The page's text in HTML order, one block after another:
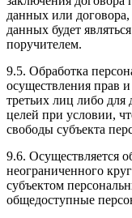
данных или
данных будет
поручителем.
9.5. Обработка
осуществления прав
третьих лиц либо
целей при условии,
свободы субъекта
9.6. Осуществляется
неограниченного
субъектом
общедоступные